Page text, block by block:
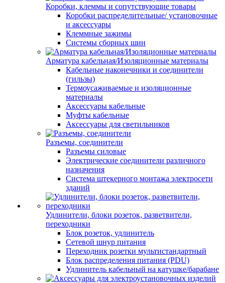
Коробки, клеммы и сопутствующие товары
Коробки распределительные/ установочные
и аксессуары
Клеммные зажимы
Системы сборных шин
Арматура кабельная/Изоляционные материалы
Кабельные наконечники и соединители
(гильзы)
Термоусаживаемые и изоляционные
материалы
Аксессуары кабельные
Муфты кабельные
Аксессуары для светильников
Разъемы, соединители
Разъемы силовые
Электрические соединители различного
назначения
Система штекерного монтажа электросети
зданий
Удлинители, блоки розеток, разветвители,
переходники
Блок розеток, удлинитель
Сетевой шнур питания
Переходник розетки мультистандартный
Блок распределения питания (PDU)
Удлинитель кабельный на катушке/барабане